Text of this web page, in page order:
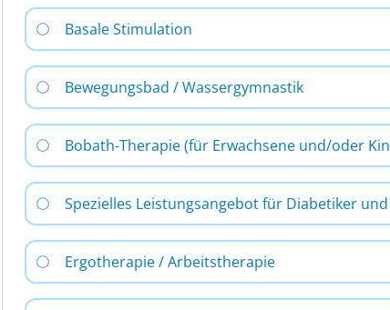
Basale Stimulation
Bewegungsbad / Wassergymnastik
Bobath-Therapie (für Erwachsene und/oder
Spezielles Leistungsangebot für Diabetiker
Ergotherapie / Arbeitstherapie